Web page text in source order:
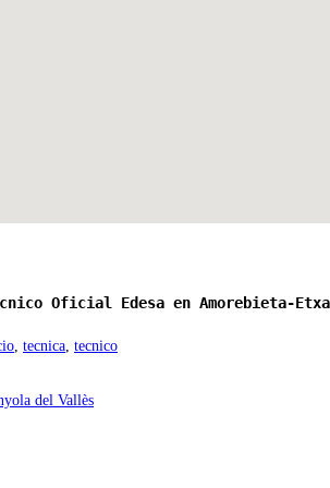
Oficial Edesa en Amorebieta-
, tecnica, tecnico
del Vallès